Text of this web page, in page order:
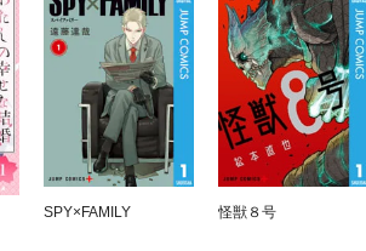
SPY×FAMILY 怪獣８号